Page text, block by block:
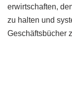
erwirtschaften,
zu halten und
Geschäftsbücher